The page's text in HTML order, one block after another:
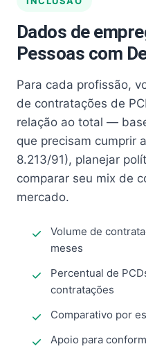
Dados de
Pessoas com
Para cada profissão,
de contratações de
relação ao total —
que precisam cumprir
8.213/91), planejar
comparar seu mix de
mercado.
Volume de
meses
Percentual de
contratações
Comparativo por
Apoio para